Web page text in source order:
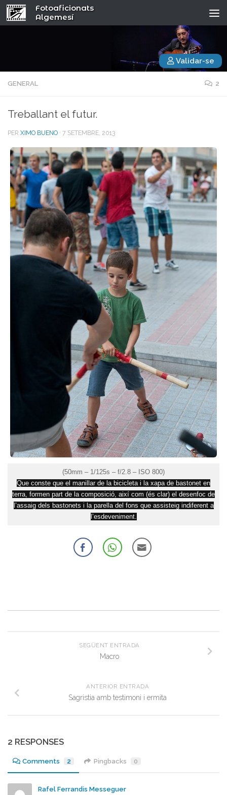
Fotoaficionats
Algemesí
Validar-se
GENERAL 2
Treballant el futur.
PER XIMO BUENO · 7 SETEMBRE, 2013
(50mm – 1/125s – f/2.8 – ISO 800)
Que conste que el manillar de la bicicleta i la xapa de bastonet en
terra, formen part de la composició, així com (és clar) el desenfoc de
l’assaig dels bastonets i la parella del fons que assisteig indiferent a
l’esdeveniment.
SEGÜENT ENTRADA
Macro
ANTERIOR ENTRADA
Sagristia amb testimoni i ermita
2 RESPONSES
Comments 2 Pingbacks 0
Rafel Ferrandis Messeguer